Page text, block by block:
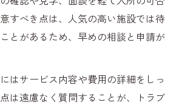
すべき点は、人気の高い施設では待
とがあるため、早めの相談と申請が
はサービス内容や費用の詳細をしっ
は遠慮なく質問することが、トラブ